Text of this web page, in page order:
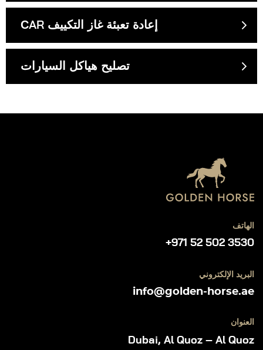
СAR إعادة تعبئة غاز التكييف
تصليح هياكل السيارات
الهاتف
+971 52 502 3530
البريد الإلكتروني
info@golden-horse.ae
العنوان
Dubai, Al Quoz – Al Quoz